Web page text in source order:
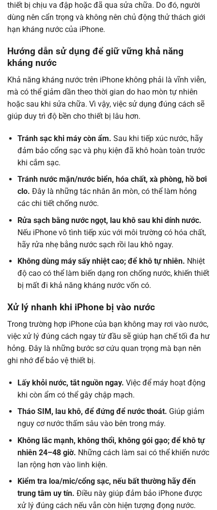
thiết bị chịu va đập hoặc đã qua sửa chữa. Do đó, người
dùng nên cẩn trọng và không nên chủ động thử thách giới
hạn kháng nước của iPhone.
Hướng dẫn sử dụng để giữ vững khả năng
kháng nước
Khả năng kháng nước trên iPhone không phải là vĩnh viễn,
mà có thể giảm dần theo thời gian do hao mòn tự nhiên
hoặc sau khi sửa chữa. Vì vậy, việc sử dụng đúng cách sẽ
giúp duy trì độ bền cho thiết bị lâu hơn.
Tránh sạc khi máy còn ẩm. Sau khi tiếp xúc nước, hãy
đảm bảo cổng sạc và phụ kiện đã khô hoàn toàn trước
khi cắm sạc.
Tránh nước mặn/nước biển, hóa chất, xà phòng, hồ bơi
clo. Đây là những tác nhân ăn mòn, có thể làm hỏng
các chi tiết chống nước.
Rửa sạch bằng nước ngọt, lau khô sau khi dính nước.
Nếu iPhone vô tình tiếp xúc với môi trường có hóa chất,
hãy rửa nhẹ bằng nước sạch rồi lau khô ngay.
Không dùng máy sấy nhiệt cao; để khô tự nhiên. Nhiệt
độ cao có thể làm biến dạng ron chống nước, khiến thiết
bị mất đi khả năng kháng nước vốn có.
Xử lý nhanh khi iPhone bị vào nước
Trong trường hợp iPhone của bạn không may rơi vào nước,
việc xử lý đúng cách ngay từ đầu sẽ giúp hạn chế tối đa hư
hỏng. Đây là những bước sơ cứu quan trọng mà bạn nên
ghi nhớ để bảo vệ thiết bị.
Lấy khỏi nước, tắt nguồn ngay. Việc để máy hoạt động
khi còn ẩm có thể gây chập mạch.
Tháo SIM, lau khô, để đứng để nước thoát. Giúp giảm
nguy cơ nước thấm sâu vào bên trong máy.
Không lắc mạnh, không thổi, không gói gạo; để khô tự
nhiên 24–48 giờ. Những cách làm sai có thể khiến nước
lan rộng hơn vào linh kiện.
Kiểm tra loa/mic/cổng sạc, nếu bất thường hãy đến
trung tâm uy tín. Điều này giúp đảm bảo iPhone được
xử lý đúng cách nếu vẫn còn hiện tượng đọng nước.